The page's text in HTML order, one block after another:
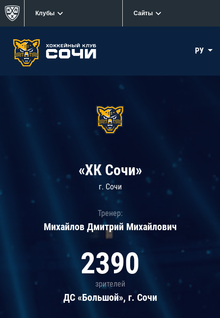
Клубы Сайты
РУ
«ХК Сочи»
г. Сочи
Тренер:
Михайлов Дмитрий Михайлович
2390
зрителей
ДС «Большой», г. Сочи